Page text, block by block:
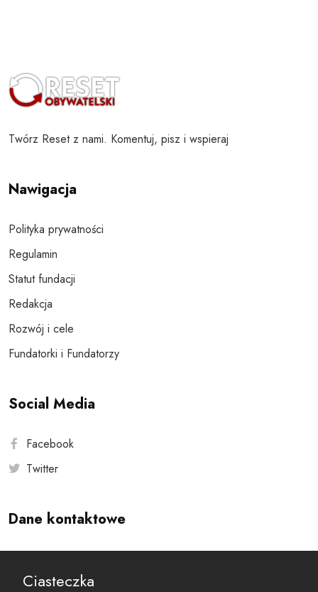
Twórz Reset z nami. Komentuj, pisz i wspieraj
Nawigacja
Polityka prywatności
Regulamin
Statut fundacji
Redakcja
Rozwój i cele
Fundatorki i Fundatorzy
Social Media
Facebook
Twitter
Dane kontaktowe
reset@resetobywatelski.pl
Ciasteczka